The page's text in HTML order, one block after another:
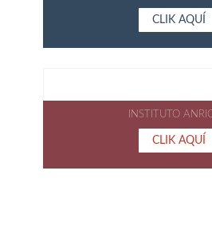
CLIK AQUÍ
INSTITUTO
CLIK AQUÍ